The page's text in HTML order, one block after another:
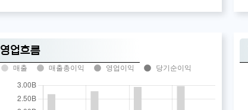
영업흐름
매출 매출총이익 영업이익 당기순이익